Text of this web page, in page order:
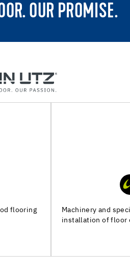
OUR PROMISE.
for subfloor preparation and